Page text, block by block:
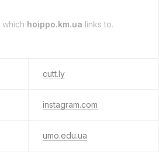
which hoippo.km.ua links to.
cutt.ly
instagram.com
umo.edu.ua